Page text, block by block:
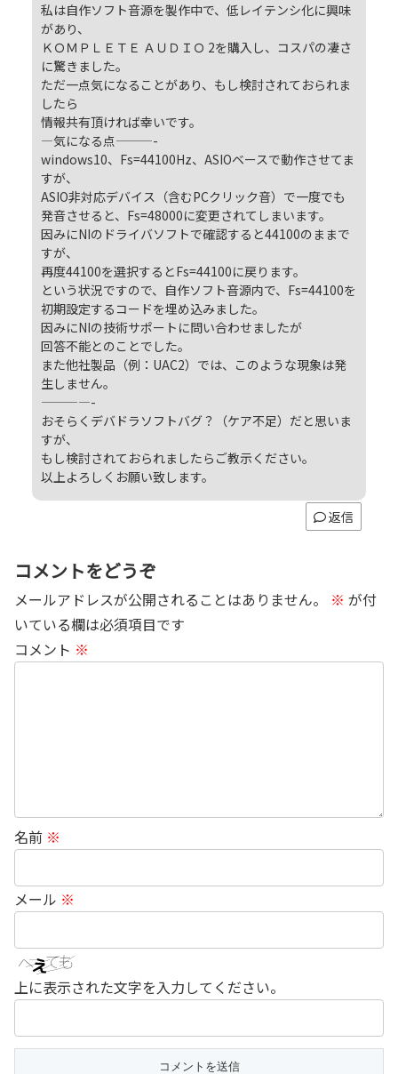
私は自作ソフト音源を製作中で、低レイテンシ化に興味
があり、
ＫＯＭＰＬＥＴＥ ＡＵＤＩＯ 2を購入し、コスパの凄さ
に驚きました。
ただ一点気になることがあり、もし検討されておられま
したら
情報共有頂ければ幸いです。
—気になる点———-
windows10、Fs=44100Hz、ASIOベースで動作させてま
すが、
ASIO非対応デバイス（含むPCクリック音）で一度でも
発音させると、Fs=48000に変更されてしまいます。
因みにNIのドライバソフトで確認すると44100のままで
すが、
再度44100を選択するとFs=44100に戻ります。
という状況ですので、自作ソフト音源内で、Fs=44100を
初期設定するコードを埋め込みました。
因みにNIの技術サポートに問い合わせましたが
回答不能とのことでした。
また他社製品（例：UAC2）では、このような現象は発
生しません。
————-
おそらくデバドラソフトバグ？（ケア不足）だと思いま
すが、
もし検討されておられましたらご教示ください。
以上よろしくお願い致します。
返信
コメントをどうぞ
メールアドレスが公開されることはありません。 ※ が付
いている欄は必須項目です
コメント ※
名前 ※
メール ※
上に表示された文字を入力してください。